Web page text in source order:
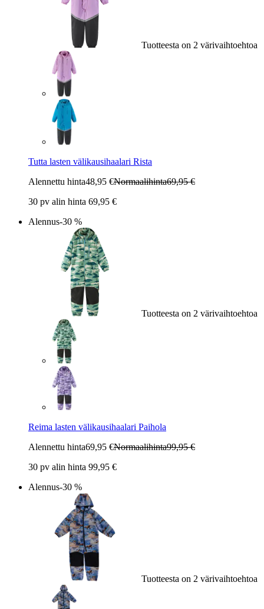
Tuotteesta on 2 värivaihtoehtoa
Tutta lasten välikausihaalari Rista
Alennettu hinta48,95 €Normaalihinta69,95 €
30 pv alin hinta 69,95 €
Alennus-30 %
Tuotteesta on 2 värivaihtoehtoa
Reima lasten välikausihaalari Paihola
Alennettu hinta69,95 €Normaalihinta99,95 €
30 pv alin hinta 99,95 €
Alennus-30 %
Tuotteesta on 2 värivaihtoehtoa